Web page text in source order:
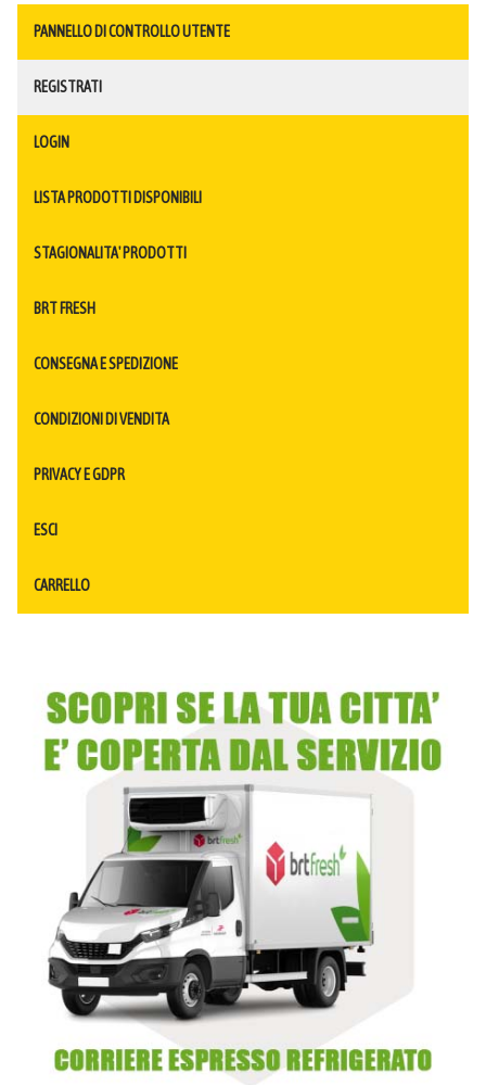
PANNELLO DI CONTROLLO UTENTE
REGISTRATI
LOGIN
LISTA PRODOTTI DISPONIBILI
STAGIONALITA' PRODOTTI
BRT FRESH
CONSEGNA E SPEDIZIONE
CONDIZIONI DI VENDITA
PRIVACY E GDPR
ESCI
CARRELLO